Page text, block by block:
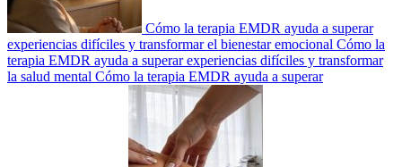
Cómo la terapia EMDR ayuda a superar
experiencias difíciles y transformar el bienestar emocional Cómo la
terapia EMDR ayuda a superar experiencias difíciles y transformar
la salud mental Cómo la terapia EMDR ayuda a superar